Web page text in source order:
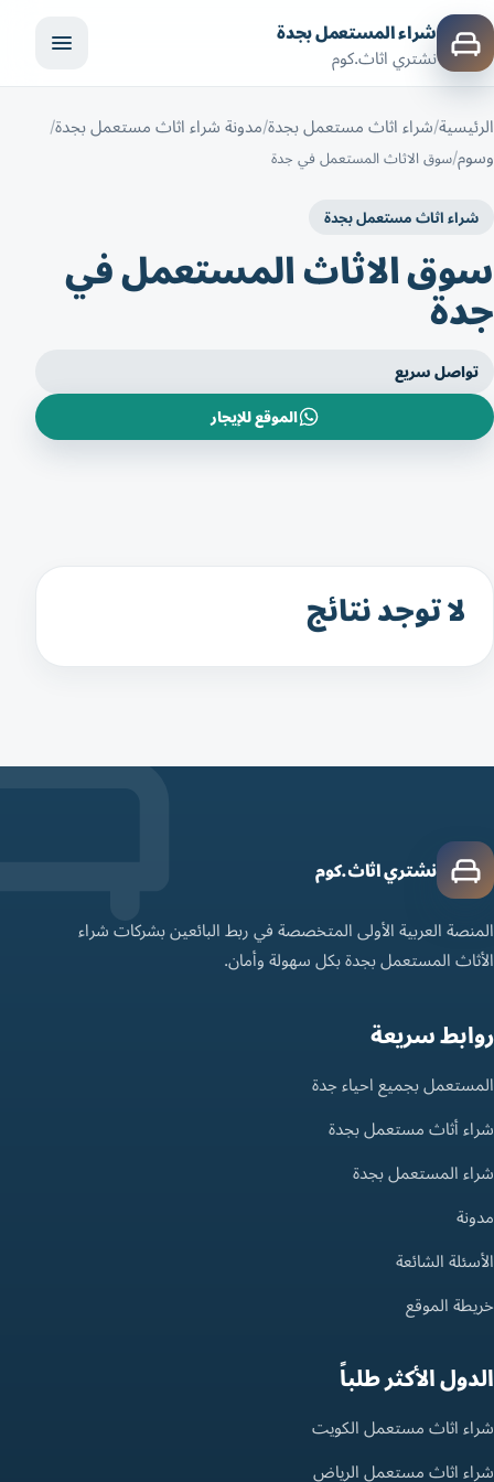
شراء المستعمل بجدة
نشتري اثاث.كوم
الرئيسية شراء اثاث مستعمل بجدة مدونة شراء اثاث مستعمل بجدة
وسوم سوق الاثاث المستعمل في جدة
شراء اثاث مستعمل بجدة
سوق الاثاث المستعمل في
جدة
تواصل سريع
الموقع للإيجار
لا توجد نتائج
نشتري اثاث.كوم
المنصة العربية الأولى المتخصصة في ربط البائعين بشركات شراء
الأثاث المستعمل بجدة بكل سهولة وأمان.
روابط سريعة
المستعمل بجميع احياء جدة
شراء أثاث مستعمل بجدة
شراء المستعمل بجدة
مدونة
الأسئلة الشائعة
خريطة الموقع
الدول الأكثر طلباً
شراء اثاث مستعمل الكويت
شراء اثاث مستعمل الرياض